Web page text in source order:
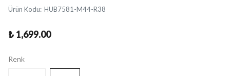
Ürün Kodu: HUB7581-M44-R38
₺ 1,699.00
Renk